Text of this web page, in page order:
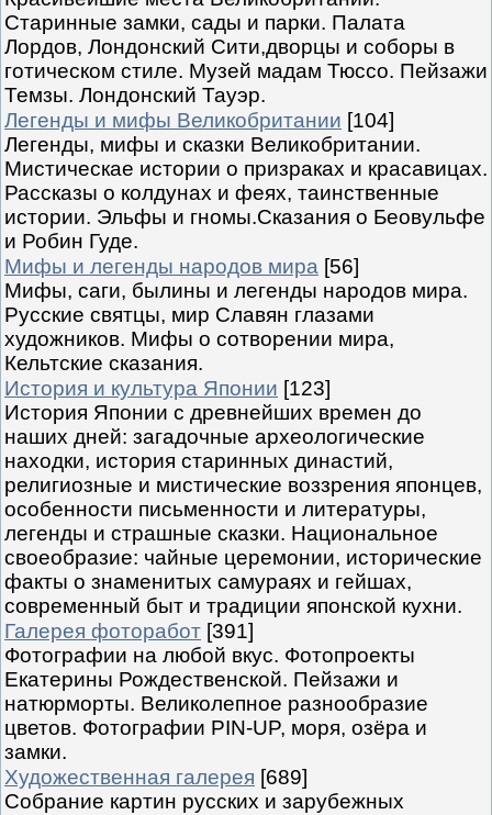
Старинные замки, сады и парки. Палата
Лордов, Лондонский Сити,дворцы и соборы в
готическом стиле. Музей мадам Тюссо. Пейзажи
Темзы. Лондонский Тауэр.
Легенды и мифы Великобритании [104]
Легенды, мифы и сказки Великобритании.
Мистическае истории о призраках и красавицах.
Рассказы о колдунах и феях, таинственные
истории. Эльфы и гномы.Сказания о Беовульфе
и Робин Гуде.
Мифы и легенды народов мира [56]
Мифы, саги, былины и легенды народов мира.
Русские святцы, мир Славян глазами
художников. Мифы о сотворении мира,
Кельтские сказания.
История и культура Японии [123]
История Японии с древнейших времен до
наших дней: загадочные археологические
находки, история старинных династий,
религиозные и мистические воззрения японцев,
особенности письменности и литературы,
легенды и страшные сказки. Национальное
своеобразие: чайные церемонии, исторические
факты о знаменитых самураях и гейшах,
современный быт и традиции японской кухни.
Галерея фоторабот [391]
Фотографии на любой вкус. Фотопроекты
Екатерины Рождественской. Пейзажи и
натюрморты. Великолепное разнообразие
цветов. Фотографии PIN-UP, моря, озёра и
замки.
Художественная галерея [689]
Собрание картин русских и зарубежных